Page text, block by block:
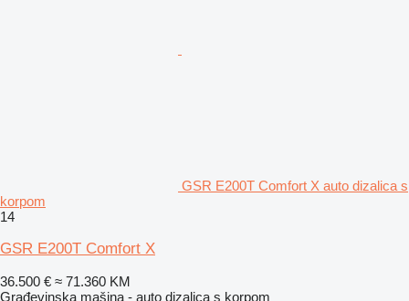
GSR E200T Comfort X auto dizalica s
korpom
14
GSR E200T Comfort X
36.500 € ≈ 71.360 KM
Građevinska mašina - auto dizalica s korpom